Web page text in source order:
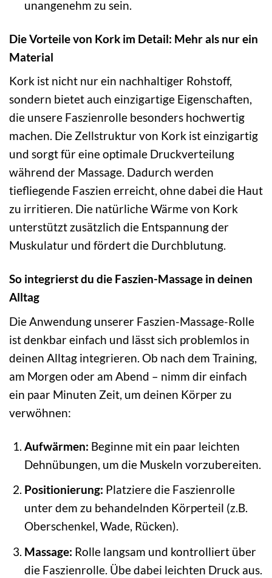
unangenehm zu sein.
Die Vorteile von Kork im Detail: Mehr als nur ein
Material
Kork ist nicht nur ein nachhaltiger Rohstoff,
sondern bietet auch einzigartige Eigenschaften,
die unsere Faszienrolle besonders hochwertig
machen. Die Zellstruktur von Kork ist einzigartig
und sorgt für eine optimale Druckverteilung
während der Massage. Dadurch werden
tiefliegende Faszien erreicht, ohne dabei die Haut
zu irritieren. Die natürliche Wärme von Kork
unterstützt zusätzlich die Entspannung der
Muskulatur und fördert die Durchblutung.
So integrierst du die Faszien-Massage in deinen
Alltag
Die Anwendung unserer Faszien-Massage-Rolle
ist denkbar einfach und lässt sich problemlos in
deinen Alltag integrieren. Ob nach dem Training,
am Morgen oder am Abend – nimm dir einfach
ein paar Minuten Zeit, um deinen Körper zu
verwöhnen:
Aufwärmen: Beginne mit ein paar leichten
Dehnübungen, um die Muskeln vorzubereiten.
Positionierung: Platziere die Faszienrolle
unter dem zu behandelnden Körperteil (z.B.
Oberschenkel, Wade, Rücken).
Massage: Rolle langsam und kontrolliert über
die Faszienrolle. Übe dabei leichten Druck aus.